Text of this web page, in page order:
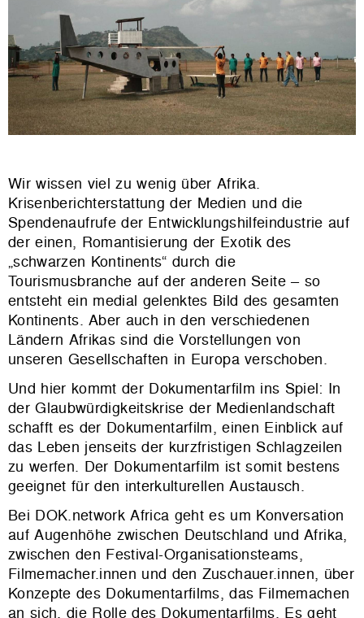
Wir wissen viel zu wenig über Afrika.
Krisenberichterstattung der Medien und die
Spendenaufrufe der Entwicklungshilfeindustrie auf
der einen, Romantisierung der Exotik des
„schwarzen Kontinents“ durch die
Tourismusbranche auf der anderen Seite – so
entsteht ein medial gelenktes Bild des gesamten
Kontinents. Aber auch in den verschiedenen
Ländern Afrikas sind die Vorstellungen von
unseren Gesellschaften in Europa verschoben.
Und hier kommt der Dokumentarfilm ins Spiel: In
der Glaubwürdigkeitskrise der Medienlandschaft
schafft es der Dokumentarfilm, einen Einblick auf
das Leben jenseits der kurzfristigen Schlagzeilen
zu werfen. Der Dokumentarfilm ist somit bestens
geeignet für den interkulturellen Austausch.
Bei DOK.network Africa geht es um Konversation
auf Augenhöhe zwischen Deutschland und Afrika,
zwischen den Festival-Organisationsteams,
Filmemacher.innen und den Zuschauer.innen, über
Konzepte des Dokumentarfilms, das Filmemachen
an sich, die Rolle des Dokumentarfilms. Es geht